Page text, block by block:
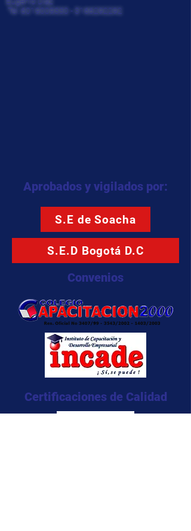
Tel: 6019009330 - 3166292292
Aprobados y vigilados por:
S.E de Soacha
S.E.D Bogotá D.C
Convenios
Certificaciones de Calidad